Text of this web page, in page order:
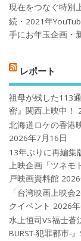
現在をつなぐ特別
続・2021年
手にお年玉企画・
レポート
祖母が残した113
密』関西上映中！
北海道ロケの香港
2026年7月16日
13年ぶりに再編集
上映企画「ツネモ
戸映画資料館
「台湾映画上映
クイベント 2026
水上恒司VS福士蒼
BURST-犯罪都市-